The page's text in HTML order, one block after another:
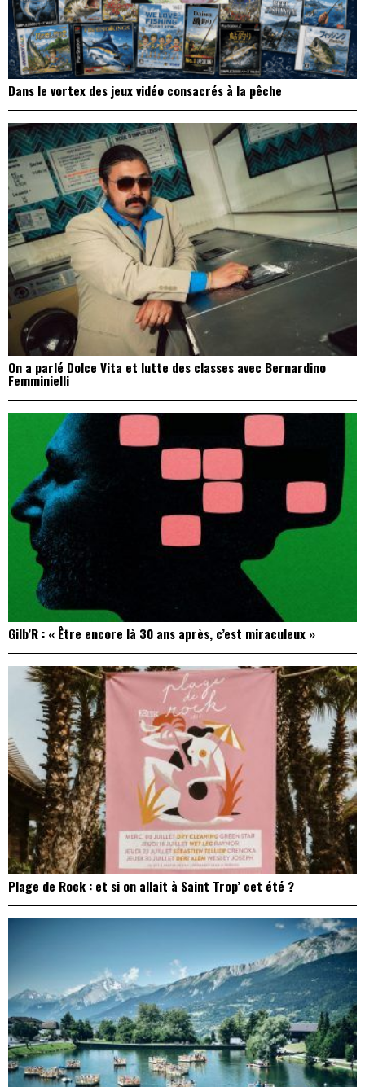
Dans le vortex des jeux vidéo consacrés à la pêche
On a parlé Dolce Vita et lutte des classes avec Bernardino
Femminielli
Gilb’R : « Être encore là 30 ans après, c’est miraculeux »
Plage de Rock : et si on allait à Saint Trop’ cet été ?